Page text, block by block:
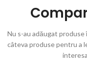
Nu s-au adăugat produse
câteva produse pentru a